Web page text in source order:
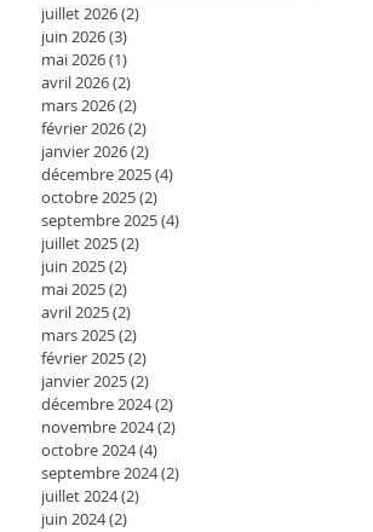
juillet 2026(2)
juin 2026(3)
mai 2026(1)
avril 2026(2)
mars 2026(2)
février 2026(2)
janvier 2026(2)
décembre 2025(4)
octobre 2025(2)
septembre 2025(4)
juillet 2025(2)
juin 2025(2)
mai 2025(2)
avril 2025(2)
mars 2025(2)
février 2025(2)
janvier 2025(2)
décembre 2024(2)
novembre 2024(2)
octobre 2024(4)
septembre 2024(2)
juillet 2024(2)
juin 2024(2)